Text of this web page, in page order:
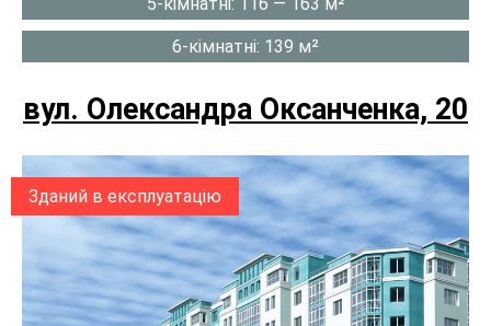
6-кімнатні: 139 м²
вул. Олександра Оксанченка, 20
Зданий в експлуатацію